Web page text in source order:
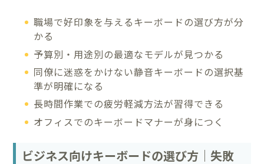
職場で好印象を与えるキーボードの選び方が分
かる
予算別・用途別の最適なモデルが見つかる
同僚に迷惑をかけない静音キーボードの選択基
準が明確になる
長時間作業での疲労軽減方法が習得できる
オフィスでのキーボードマナーが身につく
ビジネス向けキーボードの選び方｜失敗